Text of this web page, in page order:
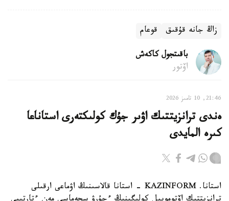
زاڭ جانە قۇقىق قوعام
باقىتجول كاكەش
اۆتور
21:46, 10 تامىز 2026
ەندى ترانزيتتىك اۋىر جۇك كولىكتەرى استاناعا
كىرە المايدى
استانا. KAZINFORM - استانا قالاسىنىڭ اۋماعى ارقىلى